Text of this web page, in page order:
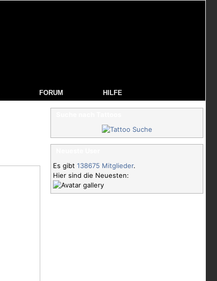
FORUM HILFE
Es gibt 138675 Mitglieder.
Hier sind die Neuesten: